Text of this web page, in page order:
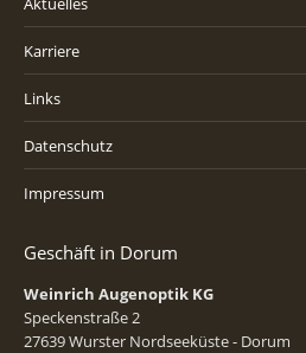
Karriere
Links
Datenschutz
Impressum
Geschäft in Dorum
Weinrich Augenoptik KG
Speckenstraße 2
27639 Wurster Nordseeküste - Dorum